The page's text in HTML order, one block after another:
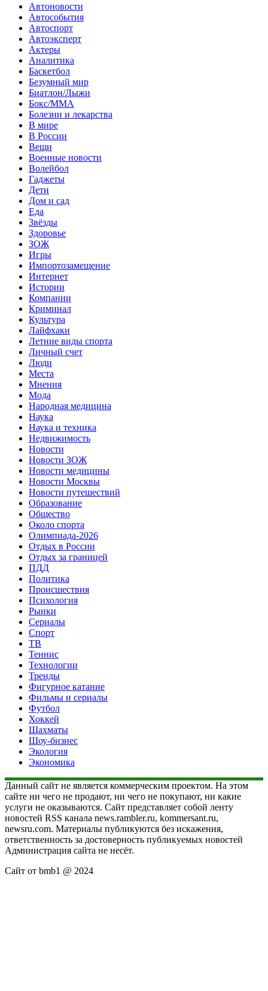
Автоновости
Автособытия
Автоспорт
Автоэксперт
Актеры
Аналитика
Баскетбол
Безумный мир
Биатлон/Лыжи
Бокс/MMA
Болезни и лекарства
В мире
В России
Вещи
Военные новости
Волейбол
Гаджеты
Дети
Дом и сад
Еда
Звёзды
Здоровье
ЗОЖ
Игры
Импортозамещение
Интернет
Истории
Компании
Криминал
Культура
Лайфхаки
Летние виды спорта
Личный счет
Люди
Места
Мнения
Мода
Народная медицина
Наука
Наука и техника
Недвижимость
Новости
Новости ЗОЖ
Новости медицины
Новости Москвы
Новости путешествий
Образование
Общество
Около спорта
Олимпиада-2026
Отдых в России
Отдых за границей
ПДД
Политика
Происшествия
Психология
Рынки
Сериалы
Спорт
ТВ
Теннис
Технологии
Тренды
Фигурное катание
Фильмы и сериалы
Футбол
Хоккей
Шахматы
Шоу-бизнес
Экология
Экономика
Данный сайт не является коммерческим проектом. На этом
сайте ни чего не продают, ни чего не покупают, ни какие
услуги не оказываются. Сайт представляет собой ленту
новостей RSS канала news.rambler.ru, kommersant.ru,
newsru.com. Материалы публикуются без искажения,
ответственность за достоверность публикуемых новостей
Администрация сайта не несёт.
Сайт от bmb1 @ 2024